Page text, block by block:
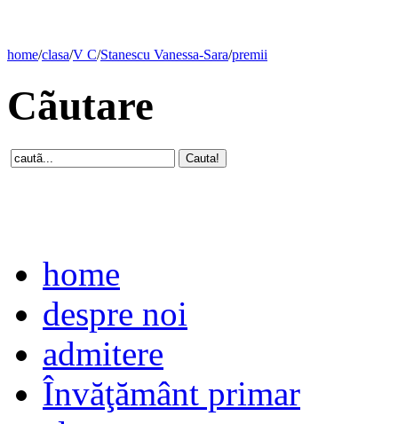
home/clasa/V C/Stanescu Vanessa-Sara/premii
Cãutare
home
despre noi
admitere
Învăţământ primar